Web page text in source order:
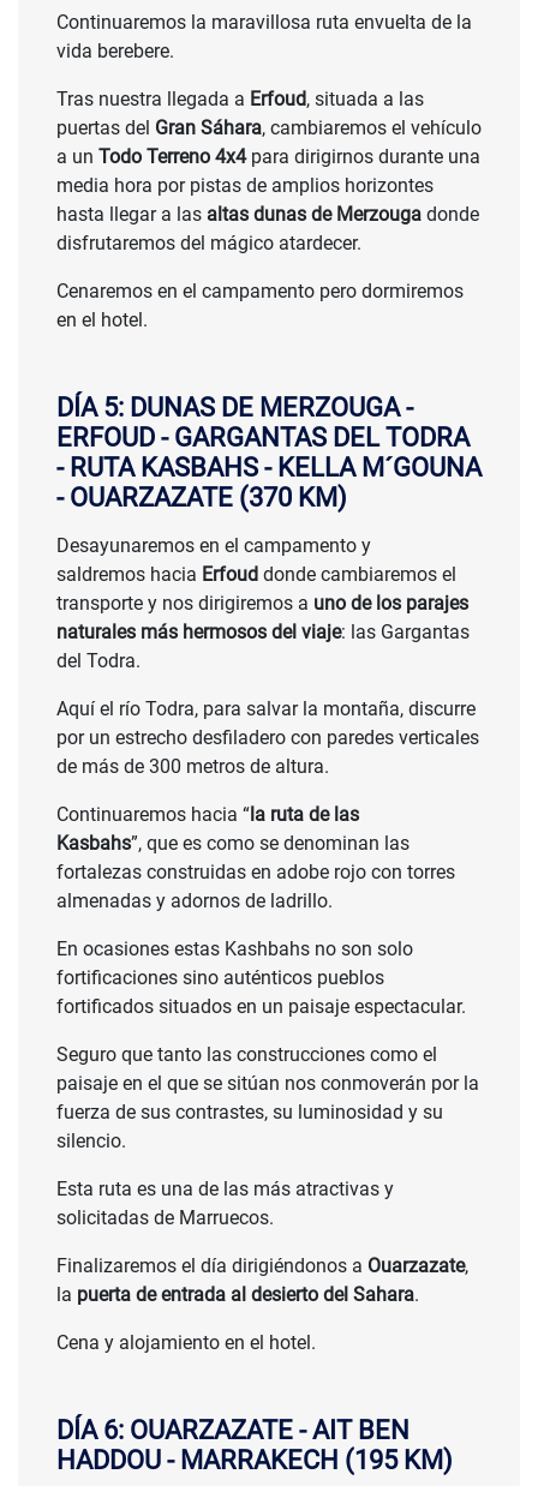
Continuaremos la maravillosa ruta envuelta de la
vida berebere.
Tras nuestra llegada a Erfoud, situada a las
puertas del Gran Sáhara, cambiaremos el vehículo
a un Todo Terreno 4x4para dirigirnos durante una
media hora por pistas de amplios horizontes
hasta llegar a las altas dunas de Merzouga donde
disfrutaremos del mágico atardecer.
Cenaremos en el campamento pero dormiremos
en el hotel.
DÍA 5: DUNAS DE MERZOUGA -
ERFOUD - GARGANTAS DEL TODRA
- RUTA KASBAHS - KELLA M´GOUNA
- OUARZAZATE (370 KM)
Desayunaremos en el campamento y
saldremos hacia Erfoud donde cambiaremos el
transporte y nos dirigiremos a uno de los parajes
naturales más hermosos del viaje: las Gargantas
del Todra.
Aquí el río Todra, para salvar la montaña, discurre
por un estrecho desfiladero con paredes verticales
de más de 300 metros de altura.
Continuaremos hacia “la ruta de las
Kasbahs”, que es como se denominan las
fortalezas construidas en adobe rojo con torres
almenadas y adornos de ladrillo.
En ocasiones estas Kashbahs no son solo
fortificaciones sino auténticos pueblos
fortificados situados en un paisaje espectacular.
Seguro que tanto las construcciones como el
paisaje en el que se sitúan nos conmoverán por la
fuerza de sus contrastes, su luminosidad y su
silencio.
Esta ruta es una de las más atractivas y
solicitadas de Marruecos.
Finalizaremos el día dirigiéndonos a Ouarzazate,
la puerta de entrada al desierto del Sahara.
Cena y alojamiento en el hotel.
DÍA 6: OUARZAZATE - AIT BEN
HADDOU - MARRAKECH (195 KM)